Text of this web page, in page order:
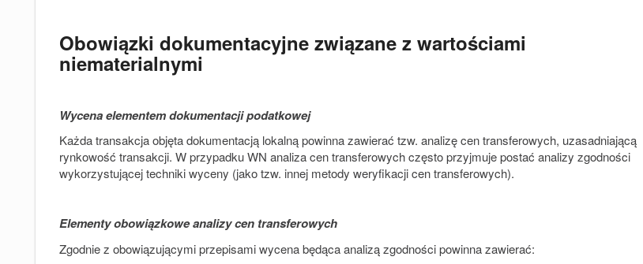
Obowiązki dokumentacyjne związane z wartościami
niematerialnymi
Wycena elementem dokumentacji podatkowej
Każda transakcja objęta dokumentacją lokalną powinna zawierać tzw. analizę cen transferowych, uzasadniającą
rynkowość transakcji. W przypadku WN analiza cen transferowych często przyjmuje postać analizy zgodności
wykorzystującej techniki wyceny (jako tzw. innej metody weryfikacji cen transferowych).
Elementy obowiązkowe analizy cen transferowych
Zgodnie z obowiązującymi przepisami wycena będąca analizą zgodności powinna zawierać: